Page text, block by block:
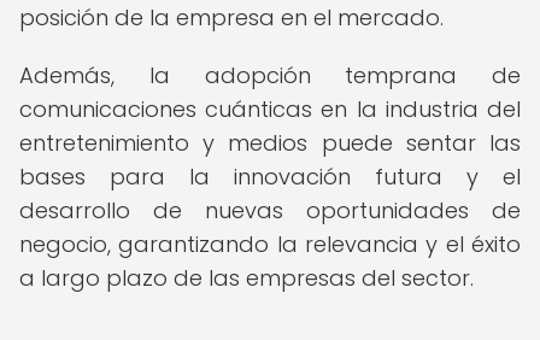
posición de la empresa en el mercado.
Además, la adopción temprana de
comunicaciones cuánticas en la industria del
entretenimiento y medios puede sentar las
bases para la innovación futura y el
desarrollo de nuevas oportunidades de
negocio, garantizando la relevancia y el éxito
a largo plazo de las empresas del sector.